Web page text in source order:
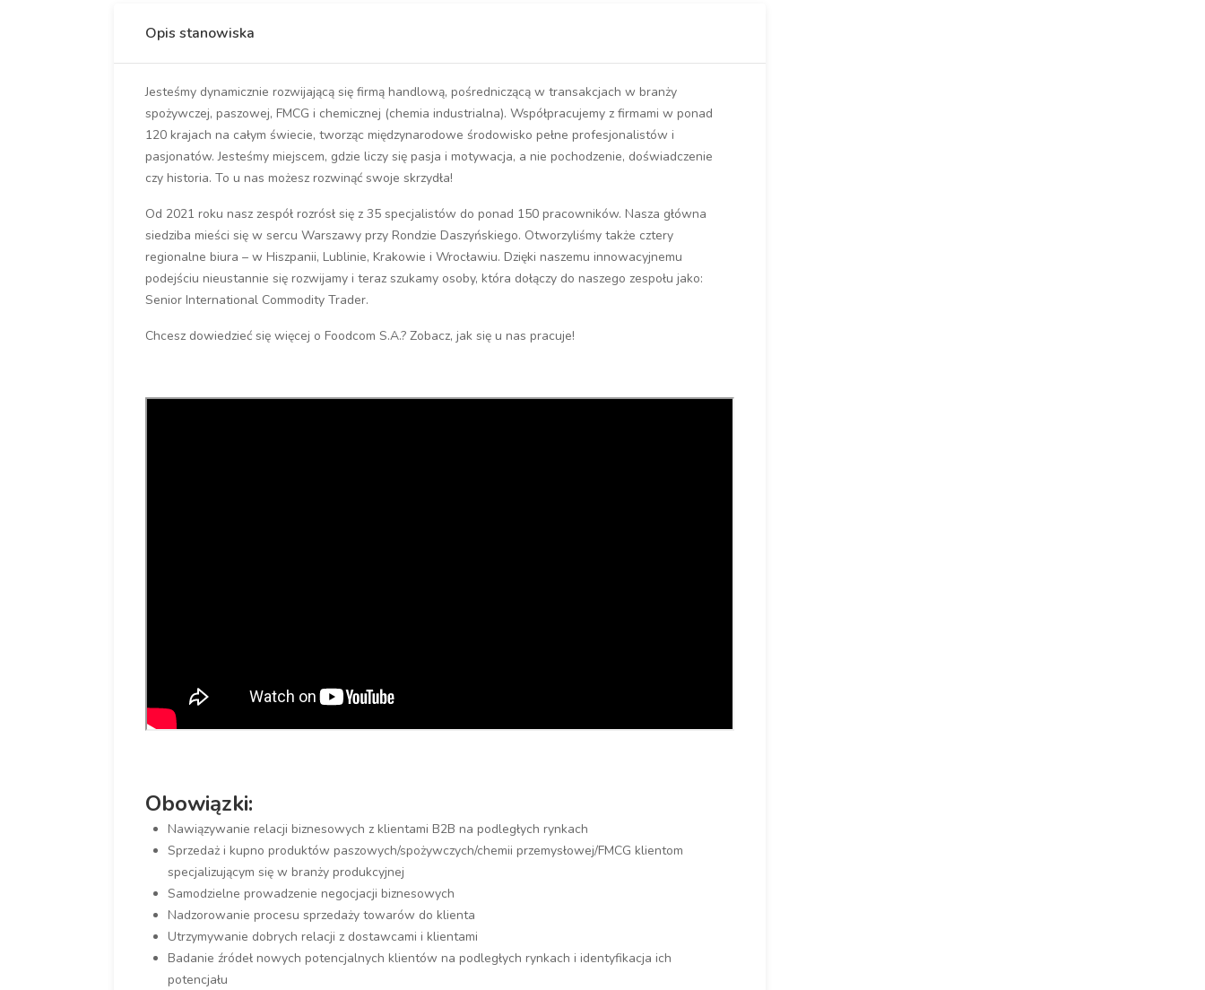
Opis stanowiska
Jesteśmy dynamicznie rozwijającą się firmą handlową, pośredniczącą w transakcjach w branży
spożywczej, paszowej, FMCG i chemicznej (chemia industrialna). Współpracujemy z firmami w ponad
120 krajach na całym świecie, tworząc międzynarodowe środowisko pełne profesjonalistów i
pasjonatów. Jesteśmy miejscem, gdzie liczy się pasja i motywacja, a nie pochodzenie, doświadczenie
czy historia. To u nas możesz rozwinąć swoje skrzydła!
Od 2021 roku nasz zespół rozrósł się z 35 specjalistów do ponad 150 pracowników. Nasza główna
siedziba mieści się w sercu Warszawy przy Rondzie Daszyńskiego. Otworzyliśmy także cztery
regionalne biura – w Hiszpanii, Lublinie, Krakowie i Wrocławiu. Dzięki naszemu innowacyjnemu
podejściu nieustannie się rozwijamy i teraz szukamy osoby, która dołączy do naszego zespołu jako:
Senior International Commodity Trader.
Chcesz dowiedzieć się więcej o Foodcom S.A.? Zobacz, jak się u nas pracuje!
Obowiązki:
Nawiązywanie relacji biznesowych z klientami B2B na podległych rynkach
Sprzedaż i kupno produktów paszowych/spożywczych/chemii przemysłowej/FMCG klientom
specjalizującym się w branży produkcyjnej
Samodzielne prowadzenie negocjacji biznesowych
Nadzorowanie procesu sprzedaży towarów do klienta
Utrzymywanie dobrych relacji z dostawcami i klientami
Badanie źródeł nowych potencjalnych klientów na podległych rynkach i identyfikacja ich
potencjału